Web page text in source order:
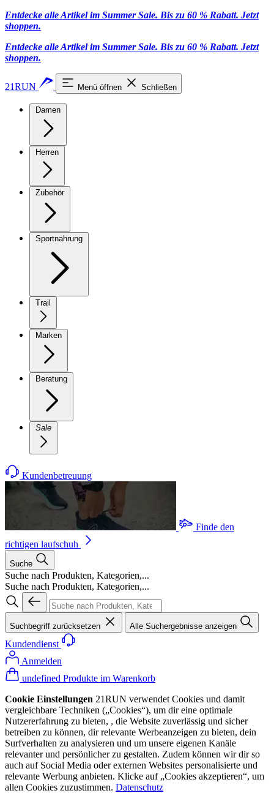
Entdecke alle Artikel im Summer Sale. Bis zu 60 % Rabatt. Jetzt
shoppen.
Entdecke alle Artikel im Summer Sale. Bis zu 60 % Rabatt. Jetzt
shoppen.
21RUN Menü öffnen Schließen
Damen
Herren
Zubehör
Sportnahrung
Trail
Marken
Beratung
Sale
Kundenbetreuung
Finde den
richtigen laufschuh
Suche
Suche nach Produkten, Kategorien,...
Suche nach Produkten, Kategorien,...
Suchbegriff zurücksetzen Alle Suchergebnisse anzeigen
Kundendienst
Anmelden
undefined Produkte im Warenkorb
Cookie Einstellungen 21RUN verwendet Cookies und damit
vergleichbare Techniken („Cookies“), um dir eine optimale
Nutzererfahrung zu bieten, , die Website zuverlässig und sicher
betreiben zu können, dir relevante Werbeanzeigen zu bieten, dein
Surfverhalten zu analysieren und um unsere eigenen Kanäle
relevanter und persönlicher zu gestalten. Zudem können wir dir so
auch auf Social Media oder externen Websites personalisierte und
relevante Werbung anbieten. Klicke auf „Cookies akzeptieren“, um
allen Cookies zuzustimmen. Datenschutz